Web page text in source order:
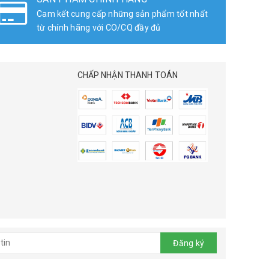
Cam kết cung cấp những sản phẩm tốt nhất
từ chính hãng với CO/CQ đầy đủ
CHẤP NHẬN THANH TOÁN
Đăng ký